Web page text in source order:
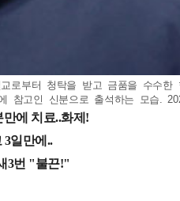
로부터 청탁을 받고 금품을 수수
참고인 신분으로 출석하는 모습.